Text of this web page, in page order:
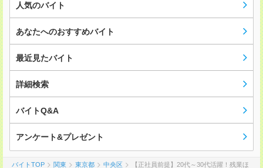
人気のバイト
あなたへのおすすめバイト
最近見たバイト
詳細検索
バイトQ&A
アンケート&プレゼント
バイトTOP 関東 東京都 中央区 【正社員前提】20代～30代活躍！残業ほ